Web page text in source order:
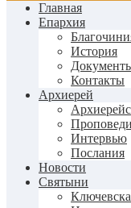
Главная
Епархия
История
Контакты
Архиерей
Проповеди
Интервью
Послания
Новости
Святыни